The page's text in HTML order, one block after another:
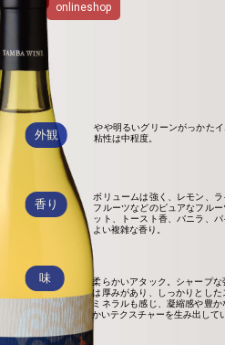
外観
香り
味
やや明るいグリーンがっかた
粘性は中程度。
ボリュームは強く、レモン、
フルーツなどのピュアなフル
ット、トースト香、バニラ、
よい複雑な香り。
柔らかいアタック。シャープ
は厚みがあり、しっかりとした
ミネラルも感じ、凝縮感や豊
かいテクスチャーを生み出して
onlineshop